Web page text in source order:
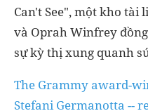
Can't See", một kho
và Oprah Winfrey
sự kỳ thị xung quanh
The Grammy award-
Stefani Germanotta --